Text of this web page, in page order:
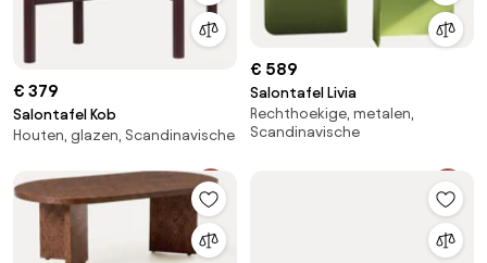
€ 379
Salontafel Kob
Houten, glazen, Scandinavische
€ 589
Salontafel Livia
Rechthoekige, metalen,
Scandinavische